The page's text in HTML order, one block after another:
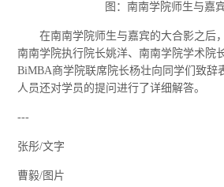
图：南南学院师生与嘉
在南南学院师生与嘉宾的大合影之后，
南南学院执行院长姚洋、南南学院学术院
BiMBA商学院联席院长杨壮向同学们致辞
人员还对学员的提问进行了详细解答。
---
张彤/文字
曹毅/图片